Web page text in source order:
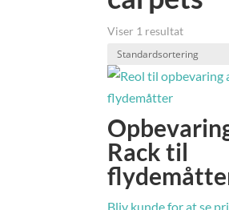
Viser 1 resultat
Rack til
Bliv kunde for at se